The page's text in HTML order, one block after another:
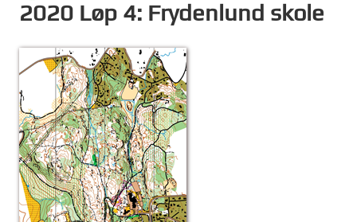
2020 Løp 4: Frydenlund skole